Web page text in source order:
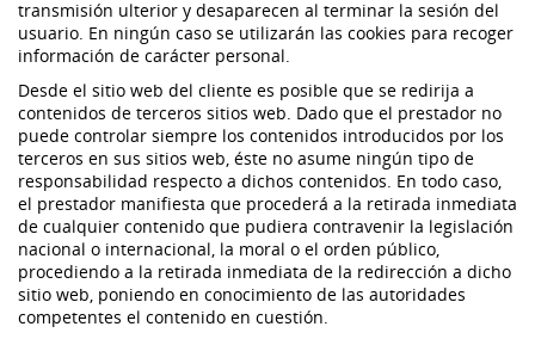
transmisión ulterior y desaparecen al terminar la sesión del
usuario. En ningún caso se utilizarán las cookies para recoger
información de carácter personal.
Desde el sitio web del cliente es posible que se redirija a
contenidos de terceros sitios web. Dado que el prestador no
puede controlar siempre los contenidos introducidos por los
terceros en sus sitios web, éste no asume ningún tipo de
responsabilidad respecto a dichos contenidos. En todo caso,
el prestador manifiesta que procederá a la retirada inmediata
de cualquier contenido que pudiera contravenir la legislación
nacional o internacional, la moral o el orden público,
procediendo a la retirada inmediata de la redirección a dicho
sitio web, poniendo en conocimiento de las autoridades
competentes el contenido en cuestión.